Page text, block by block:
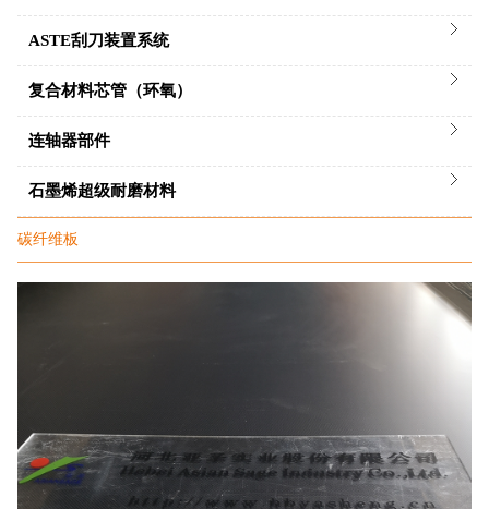
ASTE刮刀装置系统
复合材料芯管（环氧）
连轴器部件
石墨烯超级耐磨材料
碳纤维板